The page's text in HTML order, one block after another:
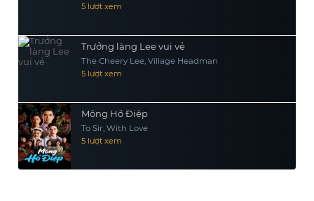
5 lượt xem
Trưởng làng Lee vui vẻ
The Cheery Lee, Village Headman
5 lượt xem
Mộng Hồ Điệp
To Sir, With Love
5 lượt xem